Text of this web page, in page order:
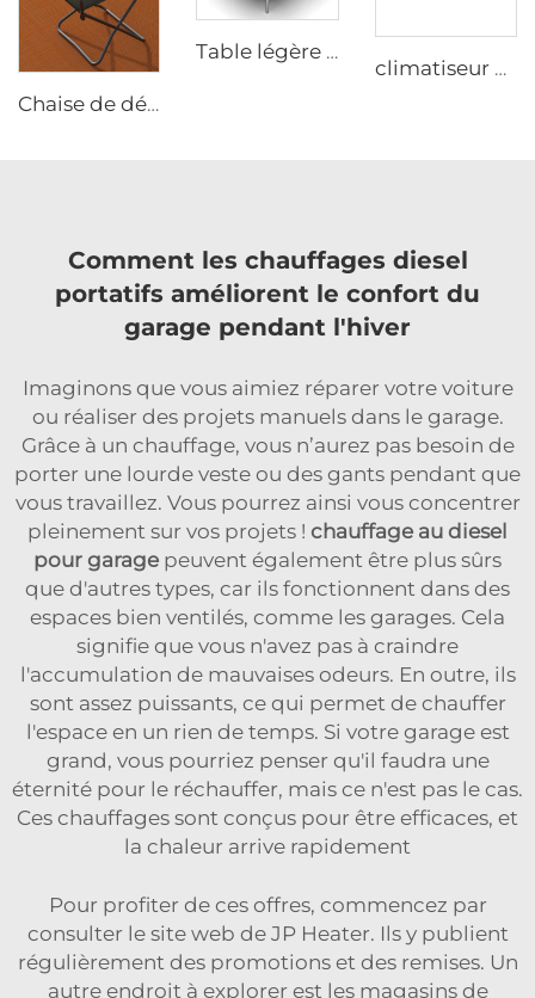
Chaise de détente pour extérieur à cadre en alliage d'aluminium JP, chaise de pêche pliante, chaise de plage, de camping et de pique-nique
Table légère pour extérieur en alliage d'aluminium, facile à ranger, table de camping et de pique-nique, poêle à diesel portable avec conception à fente
climatiseur pour véhicules récréatifs (VR) à montage sur toit, 12 V / 24 V — Chauffage et climatisation 2-en-1, combinaison universelle silencieuse (fourgonnette / camion bâché / remorque habitable)
Comment les chauffages diesel
portatifs améliorent le confort du
garage pendant l'hiver
Imaginons que vous aimiez réparer votre voiture
ou réaliser des projets manuels dans le garage.
Grâce à un chauffage, vous n’aurez pas besoin de
porter une lourde veste ou des gants pendant que
vous travaillez. Vous pourrez ainsi vous concentrer
pleinement sur vos projets ! chauffage au diesel
pour garage peuvent également être plus sûrs
que d'autres types, car ils fonctionnent dans des
espaces bien ventilés, comme les garages. Cela
signifie que vous n'avez pas à craindre
l'accumulation de mauvaises odeurs. En outre, ils
sont assez puissants, ce qui permet de chauffer
l'espace en un rien de temps. Si votre garage est
grand, vous pourriez penser qu'il faudra une
éternité pour le réchauffer, mais ce n'est pas le cas.
Ces chauffages sont conçus pour être efficaces, et
la chaleur arrive rapidement
Pour profiter de ces offres, commencez par
consulter le site web de JP Heater. Ils y publient
régulièrement des promotions et des remises. Un
autre endroit à explorer est les magasins de